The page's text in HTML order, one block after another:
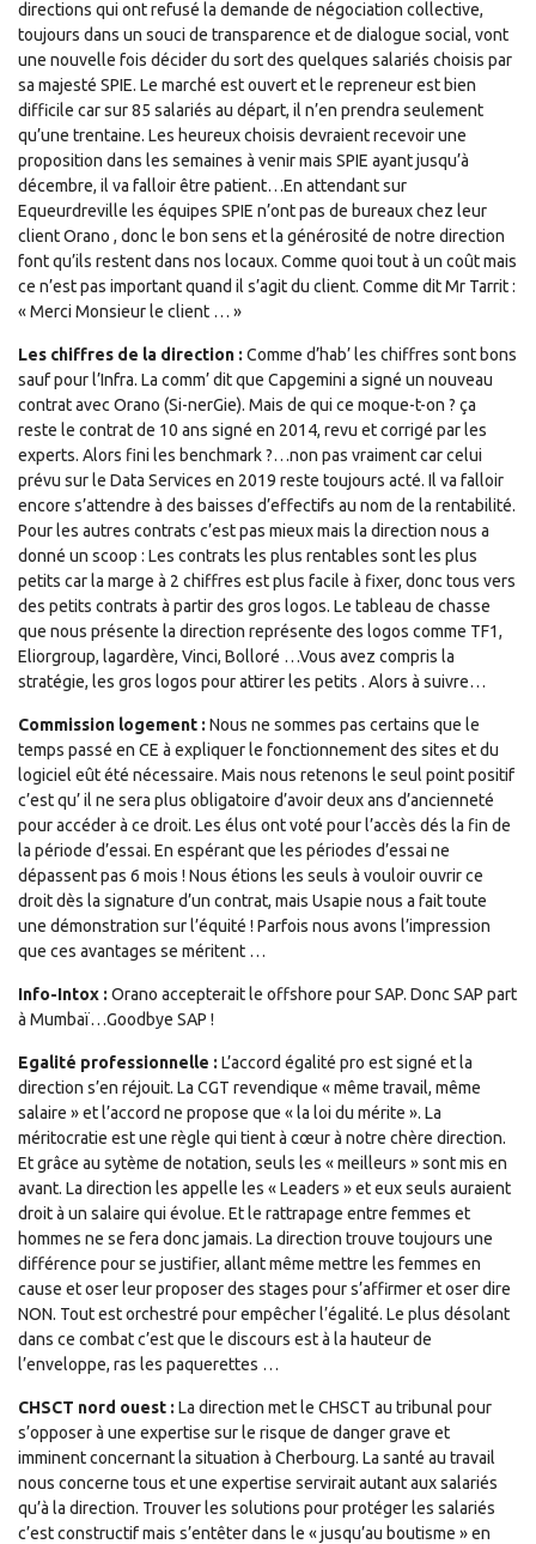
directions qui ont refusé la demande de négociation collective,
toujours dans un souci de transparence et de dialogue social, vont
une nouvelle fois décider du sort des quelques salariés choisis par
sa majesté SPIE. Le marché est ouvert et le repreneur est bien
difficile car sur 85 salariés au départ, il n’en prendra seulement
qu’une trentaine. Les heureux choisis devraient recevoir une
proposition dans les semaines à venir mais SPIE ayant jusqu’à
décembre, il va falloir être patient…En attendant sur
Equeurdreville les équipes SPIE n’ont pas de bureaux chez leur
client Orano , donc le bon sens et la générosité de notre direction
font qu’ils restent dans nos locaux. Comme quoi tout à un coût mais
ce n’est pas important quand il s’agit du client. Comme dit Mr Tarrit :
« Merci Monsieur le client … »
Les chiffres de la direction : Comme d’hab’ les chiffres sont bons
sauf pour l’Infra. La comm’ dit que Capgemini a signé un nouveau
contrat avec Orano (Si-nerGie). Mais de qui ce moque-t-on ? ça
reste le contrat de 10 ans signé en 2014, revu et corrigé par les
experts. Alors fini les benchmark ?…non pas vraiment car celui
prévu sur le Data Services en 2019 reste toujours acté. Il va falloir
encore s’attendre à des baisses d’effectifs au nom de la rentabilité.
Pour les autres contrats c’est pas mieux mais la direction nous a
donné un scoop : Les contrats les plus rentables sont les plus
petits car la marge à 2 chiffres est plus facile à fixer, donc tous vers
des petits contrats à partir des gros logos. Le tableau de chasse
que nous présente la direction représente des logos comme TF1,
Eliorgroup, lagardère, Vinci, Bolloré …Vous avez compris la
stratégie, les gros logos pour attirer les petits . Alors à suivre…
Commission logement : Nous ne sommes pas certains que le
temps passé en CE à expliquer le fonctionnement des sites et du
logiciel eût été nécessaire. Mais nous retenons le seul point positif
c’est qu’ il ne sera plus obligatoire d’avoir deux ans d’ancienneté
pour accéder à ce droit. Les élus ont voté pour l’accès dés la fin de
la période d’essai. En espérant que les périodes d’essai ne
dépassent pas 6 mois ! Nous étions les seuls à vouloir ouvrir ce
droit dès la signature d’un contrat, mais Usapie nous a fait toute
une démonstration sur l’équité ! Parfois nous avons l’impression
que ces avantages se méritent …
Info-Intox : Orano accepterait le offshore pour SAP. Donc SAP part
à Mumbaï…Goodbye SAP !
Egalité professionnelle : L’accord égalité pro est signé et la
direction s’en réjouit. La CGT revendique « même travail, même
salaire » et l’accord ne propose que « la loi du mérite ». La
méritocratie est une règle qui tient à cœur à notre chère direction.
Et grâce au sytème de notation, seuls les « meilleurs » sont mis en
avant. La direction les appelle les « Leaders » et eux seuls auraient
droit à un salaire qui évolue. Et le rattrapage entre femmes et
hommes ne se fera donc jamais. La direction trouve toujours une
différence pour se justifier, allant même mettre les femmes en
cause et oser leur proposer des stages pour s’affirmer et oser dire
NON. Tout est orchestré pour empêcher l’égalité. Le plus désolant
dans ce combat c’est que le discours est à la hauteur de
l’enveloppe, ras les paquerettes …
CHSCT nord ouest : La direction met le CHSCT au tribunal pour
s’opposer à une expertise sur le risque de danger grave et
imminent concernant la situation à Cherbourg. La santé au travail
nous concerne tous et une expertise servirait autant aux salariés
qu’à la direction. Trouver les solutions pour protéger les salariés
c’est constructif mais s’entêter dans le « jusqu’au boutisme » en